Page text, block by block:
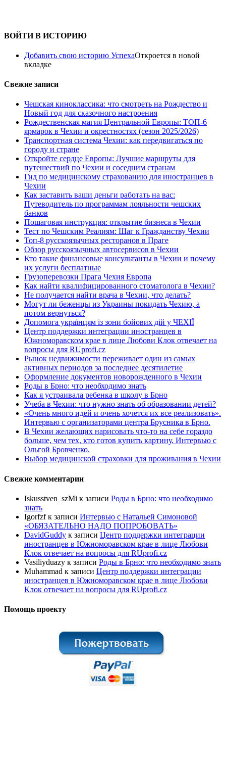
ВОЙТИ В ИСТОРИЮ
Добавить свою историю УспехаОткроется в новой
вкладке
Свежие записи
Чешская киноклассика: что смотреть на Рождество и
Новый год для сказочного настроения
Рождественская магия Центральной Европы: ТОП-6
ярмарок в Чехии и окрестностях (сезон 2025/2026)
Транспортная система Чехии: как передвигаться по
городу и стране
Откройте сердце Европы: Лучшие маршруты для
путешествий по Чехии и соседним странам
Гид по медицинскому страхованию для иностранцев в
Чехии
Как заставить ваши деньги работать на вас:
Путеводитель по программам лояльности чешских
банков
Пошаговая инструкция: открытие бизнеса в Чехии
Тест по Чешским Реалиям: Шаг к Гражданству Чехии
Топ-8 русскоязычных ресторанов в Праге
Обзор русскоязычных автосервисов в Чехии
Кто такие финансовые консультанты в Чехии и почему
их услуги бесплатные
Грузоперевозки Прага Чехия Европа
Как найти квалифицированного стоматолога в Чехии?
Не получается найти врача в Чехии, что делать?
Могут ли беженцы из Украины покидать Чехию, а
потом вернуться?
Допомога українцям із зони бойових дій у ЧЕХІЇ
Центр поддержки интеграции иностранцев в
Южноморавском крае в лице Любови Клок отвечает на
вопросы для RUprofi.cz
Рынок недвижимости переживает один из самых
активных периодов за последнее десятилетие
Оформление документов новорожденного в Чехии
Роды в Брно: что необходимо знать
Как я устраивала ребенка в школу в Брно
Учеба в Чехии: что нужно знать об образовании детей?
«Очень много идей и очень хочется их все реализовать».
Интервью с организаторами центра Брусника в Брно.
В Чехии желающих нарисовать что-то на себе гораздо
больше, чем тех, кто готов купить картину. Интервью с
Ольгой Бровченко.
Выбор медицинской страховки для проживания в Чехии
Свежие комментарии
Iskusstven_szMi к записи Роды в Брно: что необходимо
знать
Igorfzfк записи Интервью с Натальей Симоновой
«ОБЯЗАТЕЛЬНО НАДО ПОПРОБОBАТЬ»
DavidGuddy к записи Центр поддержки интеграции
иностранцев в Южноморавском крае в лице Любови
Клок отвечает на вопросы для RUprofi.cz
Vasiliyduazy к записи Роды в Брно: что необходимо знать
Muhammad к записи Центр поддержки интеграции
иностранцев в Южноморавском крае в лице Любови
Клок отвечает на вопросы для RUprofi.cz
Помощь проекту